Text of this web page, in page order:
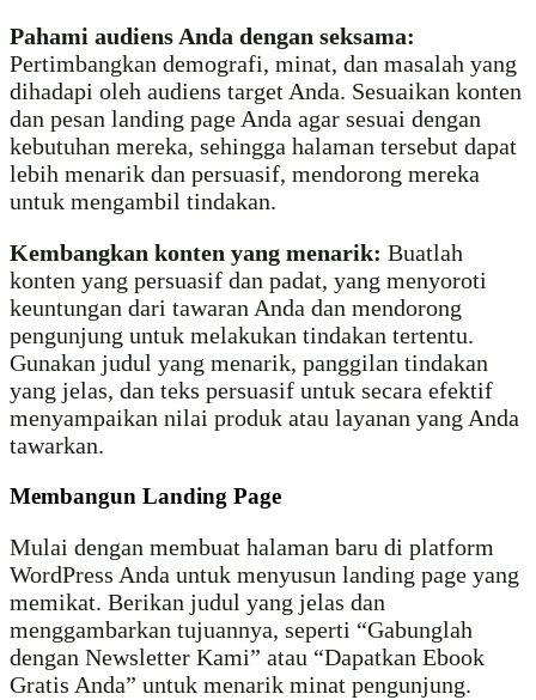
Pahami audiens Anda dengan seksama:
Pertimbangkan demografi, minat, dan masalah yang
dihadapi oleh audiens target Anda. Sesuaikan konten
dan pesan landing page Anda agar sesuai dengan
kebutuhan mereka, sehingga halaman tersebut dapat
lebih menarik dan persuasif, mendorong mereka
untuk mengambil tindakan.
Kembangkan konten yang menarik: Buatlah
konten yang persuasif dan padat, yang menyoroti
keuntungan dari tawaran Anda dan mendorong
pengunjung untuk melakukan tindakan tertentu.
Gunakan judul yang menarik, panggilan tindakan
yang jelas, dan teks persuasif untuk secara efektif
menyampaikan nilai produk atau layanan yang Anda
tawarkan.
Membangun Landing Page
Mulai dengan membuat halaman baru di platform
WordPress Anda untuk menyusun landing page yang
memikat. Berikan judul yang jelas dan
menggambarkan tujuannya, seperti “Gabunglah
dengan Newsletter Kami” atau “Dapatkan Ebook
Gratis Anda” untuk menarik minat pengunjung.